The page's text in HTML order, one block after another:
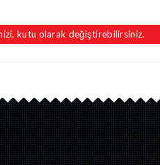
kutu olarak değiştirebilirsiniz.